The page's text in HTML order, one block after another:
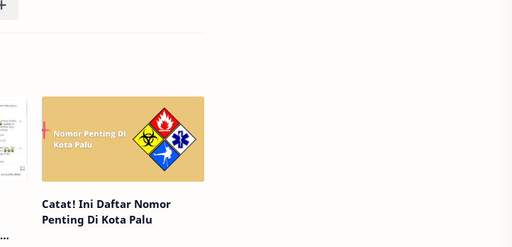
Catat! Ini Daftar Nomor
Penting Di Kota Palu